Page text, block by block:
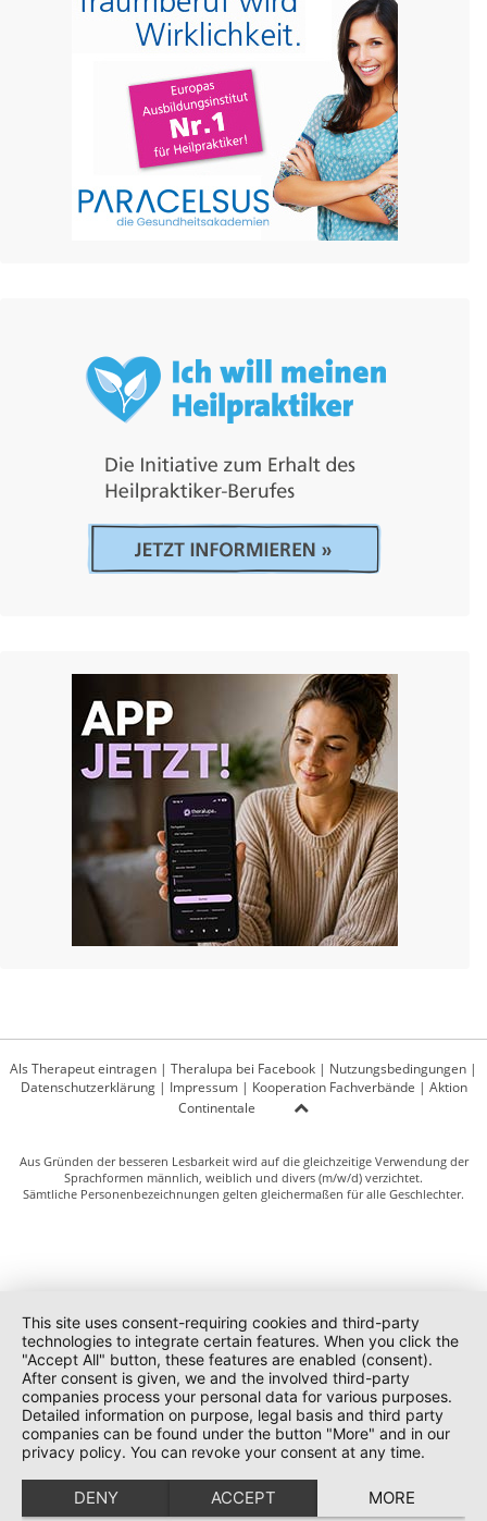
Als Therapeut eintragen | Theralupa bei Facebook | Nutzungsbedingungen |
Datenschutzerklärung| Impressum| Kooperation Fachverbände | Aktion
Continentale
Aus Gründen der besseren Lesbarkeit wird auf die gleichzeitige Verwendung der
Sprachformen männlich, weiblich und divers (m/w/d) verzichtet.
Sämtliche Personenbezeichnungen gelten gleichermaßen für alle Geschlechter.
This site uses consent-requiring cookies and third-party
technologies to integrate certain features. When you click the
"Accept All" button, these features are enabled (consent).
After consent is given, we and the involved third-party
companies process your personal data for various purposes.
Detailed information on purpose, legal basis and third party
companies can be found under the button "More" and in our
privacy policy. You can revoke your consent at any time.
DENY ACCEPT MORE